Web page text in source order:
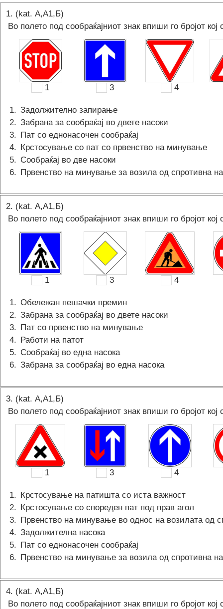
1. (kat. А,A1,Б)
Во полето под сообраќајниот знак впиши го бројот
1 3 4
1. Задолжително запирање
2. Забрана за сообраќај во двете насоки
3. Пат со еднонасочен сообраќај
4. Крстосување со пат со првенство на минување
5. Сообраќај во две насоки
6. Првенство на минување за возила од спротивна
2. (kat. А,A1,Б)
Во полето под сообраќајниот знак впиши го бројот
1 3 4
1. Обележан пешачки премин
2. Забрана за сообраќај во двете насоки
3. Пат со првенство на минување
4. Работи на патот
5. Сообраќај во една насока
6. Забрана за сообраќај во една насока
3. (kat. А,A1,Б)
Во полето под сообраќајниот знак впиши го бројот
1 3 4
1. Крстосување на патишта со иста важност
2. Крстосување со спореден пат под прав агол
3. Првенство на минување во однос на возилата од
4. Задолжителна насока
5. Пат со еднонасочен сообраќај
6. Првенство на минување за возила од спротивна
4. (kat. А,A1,Б)
Во полето под сообраќајниот знак впиши го бројот